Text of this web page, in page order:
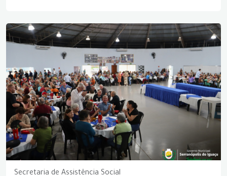
Secretaria de Assistência Social